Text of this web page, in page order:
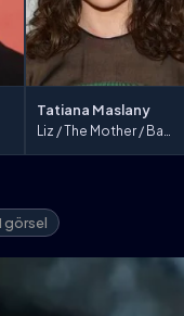
Tatiana Maslany
Liz / The Mother / Baghead
görsel